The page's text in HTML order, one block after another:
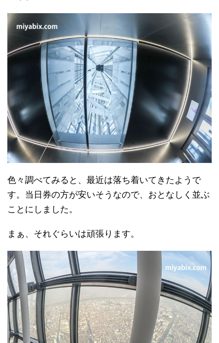
色々調べてみると、最近は落ち着いてきたようで
す。当日券の方が安いそうなので、おとなしく並ぶ
ことにしました。
まぁ、それぐらいは頑張ります。